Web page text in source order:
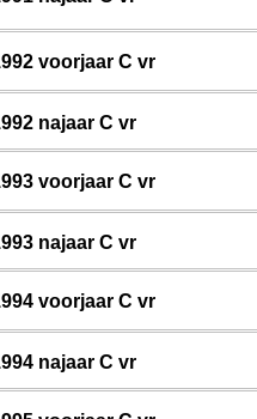
2 voorjaar C vr
92 najaar C vr
3 voorjaar C vr
93 najaar C vr
4 voorjaar C vr
94 najaar C vr